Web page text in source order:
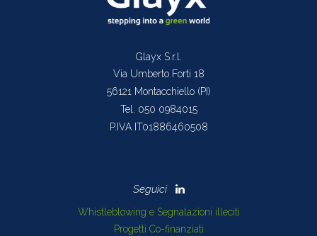
Glayx S.r.l.
Via Umberto Forti 18
56121 Montacchiello (PI)
Tel. 050 0984015
P.IVA IT01886460508
Whistleblowing e Segnalazioni illeciti
Progetti Co-finanziati